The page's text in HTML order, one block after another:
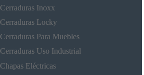
Cerraduras Inoxx
Cerraduras Locky
Cerraduras Para Muebles
Cerraduras Uso Industrial
Chapas Eléctricas